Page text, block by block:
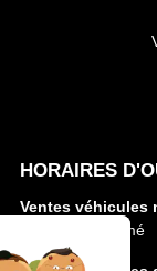
HORAIRES
Ventes véhicules
Dimanche : fermé